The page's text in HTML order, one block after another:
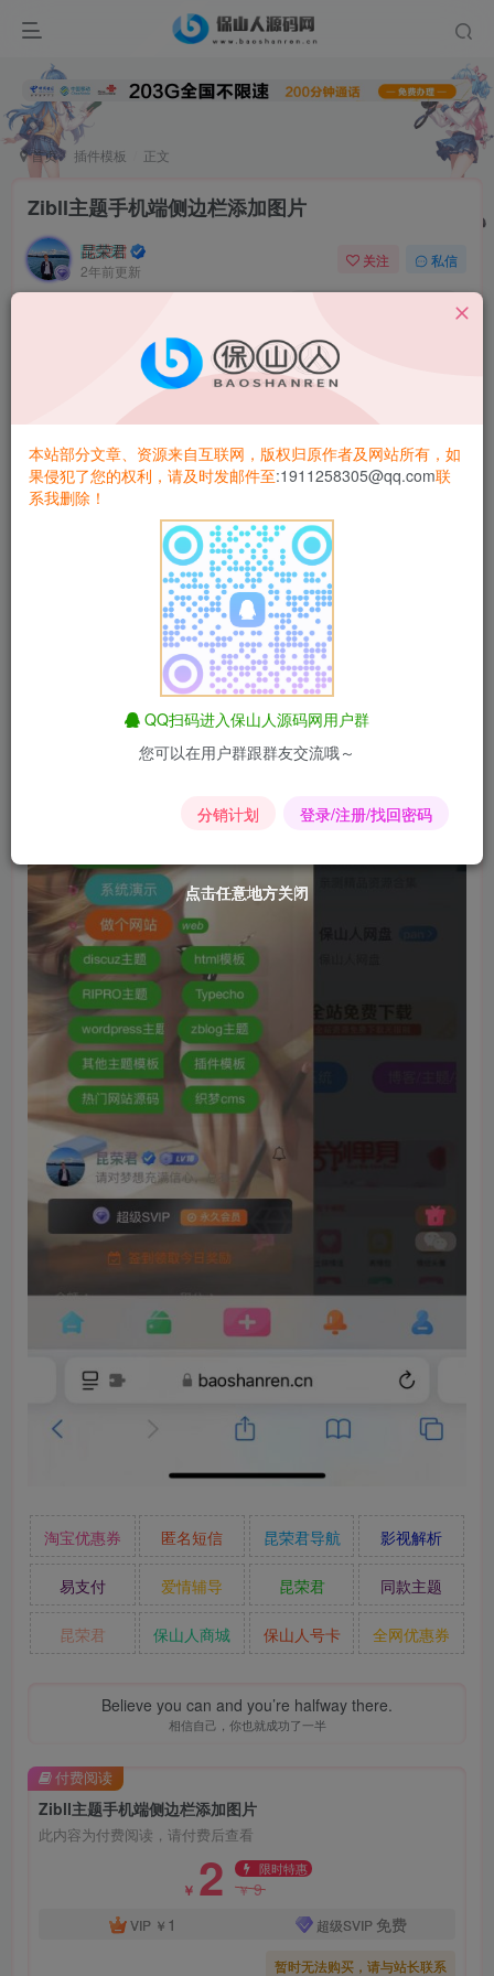
首页 插件模板 正文
Zibll主题手机端侧边栏添加图片
昆荣君
2年前更新
关注 私信
把下面的代码放到子比设置css代码里面即可
如想换图片下面图片链接替换自己即可
此处内容已隐藏，请付费后查看
淘宝优惠券 匿名短信 昆荣君导航 影视解析
易支付 爱情辅导 昆荣君 同款主题
昆荣君 保山人商城 保山人号卡 全网优惠券
Believe you can and you’re halfway there.
相信自己，你也就成功了一半
Zibll主题手机端侧边栏添加图片
此内容为付费阅读，请付费后查看
￥ 2 限时特惠
￥9
VIP ￥ 1 超级SVIP 免费
暂时无法购买，请与站长联系
付费阅读
点击任意地方关闭
点击任意地方关闭
点击任意地方关闭
点击任意地方关闭
点击任意地方关闭
点击任意地方关闭
本站部分文章、资源来自互联网，版权归原作者及网站所有，如
果侵犯了您的权利，请及时发邮件至:1911258305@qq.com联
系我删除！
QQ扫码进入保山人源码网用户群
您可以在用户群跟群友交流哦～
分销计划 登录/注册/找回密码